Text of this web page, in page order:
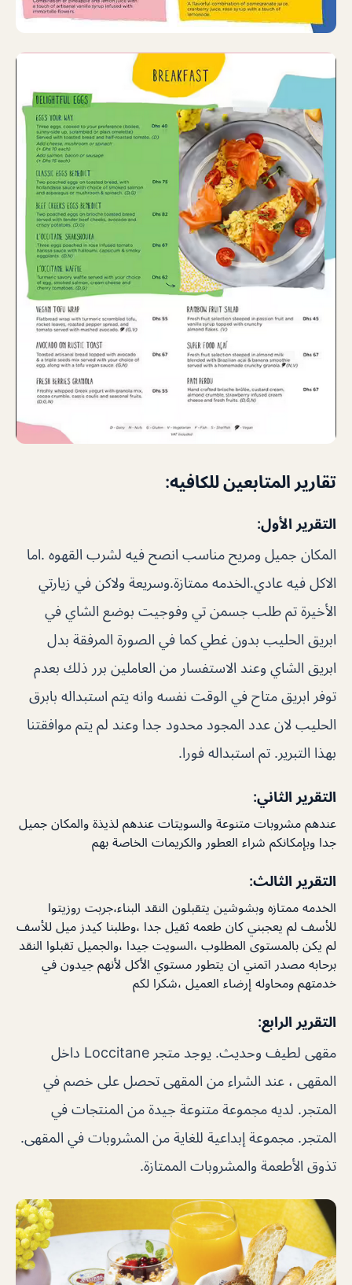
تقارير المتابعين للكافيه:
التقرير الأول:
المكان جميل ومريح مناسب انصح فيه لشرب القهوه .اما
الاكل فيه عادي.الخدمه ممتازة.وسريعة ولاكن في زيارتي
الأخيرة تم طلب جسمن تي وفوجيت بوضع الشاي في
ابريق الحليب بدون غطي كما في الصورة المرفقة بدل
ابريق الشاي وعند الاستفسار من العاملين برر ذلك بعدم
توفر ابريق متاح في الوقت نفسه وانه يتم استبداله بابرق
الحليب لان عدد المجود محدود جدا وعند لم يتم موافقتنا
بهذا التبرير. تم استبداله فورا.
التقرير الثاني:
عندهم مشروبات متنوعة والسويتات عندهم لذيذة والمكان جميل
جدا وبإمكانكم شراء العطور والكريمات الخاصة بهم
التقرير الثالث:
الخدمه ممتازه وبشوشين يتقبلون النقد البناء،جربت روزيتوا
للأسف لم يعجبني كان طعمه ثقيل جدا ،وطلبنا كيدز ميل للأسف
لم يكن بالمستوى المطلوب ،السويت جيدا ،والجميل تقبلوا النقد
برحابه مصدر اتمني ان يتطور مستوي الأكل لأنهم جيدون في
خدمتهم ومحاوله إرضاء العميل ،شكرا لكم
التقرير الرابع:
مقهى لطيف وحديث. يوجد متجر Loccitane داخل
المقهى ، عند الشراء من المقهى تحصل على خصم في
المتجر. لديه مجموعة متنوعة جيدة من المنتجات في
المتجر. مجموعة إبداعية للغاية من المشروبات في المقهى.
تذوق الأطعمة والمشروبات الممتازة.